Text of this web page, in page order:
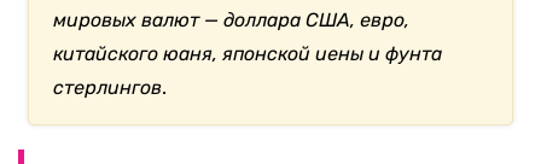
мировых валют — доллара США, евро,
китайского юаня, японской иены и фунта
стерлингов.